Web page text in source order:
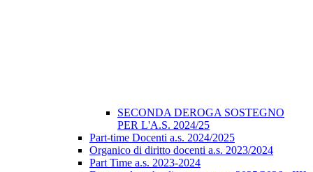
SECONDA DEROGA SOSTEGNO
PER L'A.S. 2024/25
Part-time Docenti a.s. 2024/2025
Organico di diritto docenti a.s. 2023/2024
Part Time a.s. 2023-2024